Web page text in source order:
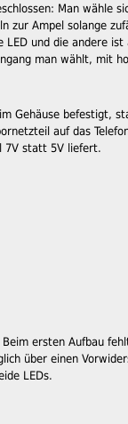
Man wähle
zur Ampel solange
und die andere
man wählt, mit
Gehäuse befestigt,
auf das
7V statt 5V liefert.
ersten Aufbau
über einen
LEDs.